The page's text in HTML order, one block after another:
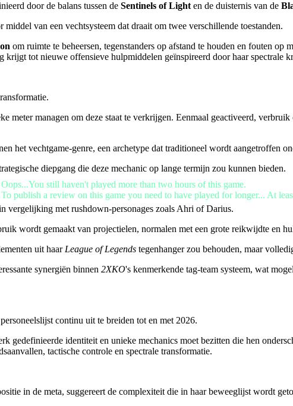
door de balans tussen de Sentinels of Light en de duisternis van de
middel van een vechtsysteem dat draait om twee verschillende toestanden.
om ruimte te beheersen, tegenstanders op afstand te houden en fouten
krijgt tot nieuwe offensieve hulpmiddelen geïnspireerd door haar spectrale
meter managen om deze staat te verkrijgen. Eenmaal geactiveerd,
het vechtgame-genre, een archetype dat traditioneel wordt aangetroffen
diepgang die deze mechanic op lange termijn zou kunnen bieden.
vergelijking met rushdown-personages zoals Ahri of Darius.
wordt gemaakt van projectielen, normalen met een grote reikwijdte en
uit haar League of Legends tegenhanger zou behouden, maar
synergiën binnen 2XKO's kenmerkende tag-team systeem, wat
personeelslijst continu uit te breiden tot en met 2026.
gedefinieerde identiteit en unieke mechanics moet bezitten die hen
tactische controle en spectrale transformatie.
in de meta, suggereert de complexiteit die in haar beweeglijst wordt
Oops...You still haven't played more than two hours of this game.
To publish a review on this game you need to have played for longer... At